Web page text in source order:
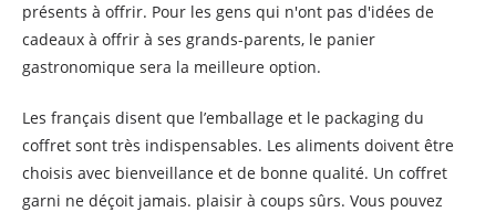
présents à offrir. Pour les gens qui n'ont pas d'idées de
cadeaux à offrir à ses grands-parents, le panier
gastronomique sera la meilleure option.
Les français disent que l’emballage et le packaging du
coffret sont très indispensables. Les aliments doivent être
choisis avec bienveillance et de bonne qualité. Un coffret
garni ne déçoit jamais. plaisir à coups sûrs. Vous pouvez